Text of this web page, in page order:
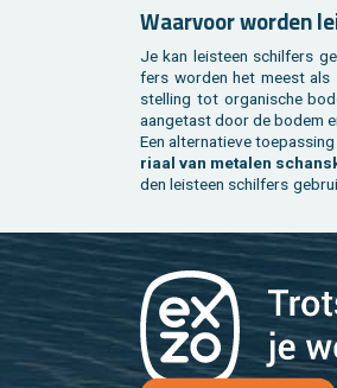
Waar­voor wor­den
Je kan lei­steen schil­fers
fers wor­den het meest als
stel­ling tot or­ga­ni­sche
aan­ge­tast door de bodem
Een al­ter­na­tie­ve
ri­aal van me­ta­len
den lei­steen schil­fers